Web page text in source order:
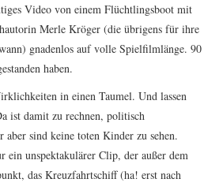
Video von einem Flüchtlingsboot mit
Merle Kröger (die übrigens für ihre
gnadenlos auf volle Spielfilmlänge. 90
haben.
in einen Taumel. Und lassen
ist damit zu rechnen, politisch
sind keine toten Kinder zu sehen.
ein unspektakulärer Clip, der außer dem
das Kreuzfahrtschiff (ha! erst nach